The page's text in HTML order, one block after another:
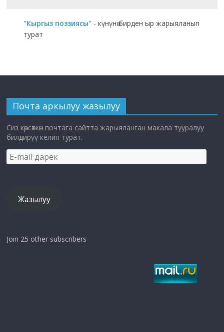
"Кыргыз поэзиясы" - күнүнө бирден ыр жарыяланып
турат
Почта аркылуу жазылуу
Сиз көрсөткөн почтага сайтта жарыяланган макала тууралуу
билдирүү келип турат.
E-
mail
Жазылуу
Join 25 other subscribers